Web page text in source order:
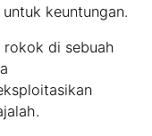
keuntungan.
rokok di sebuah